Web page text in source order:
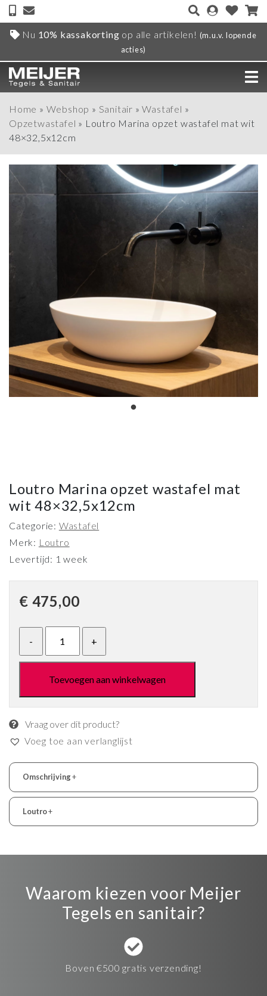
Nu 10% kassakorting op alle artikelen! (m.u.v. lopende
acties)
Home » Webshop » Sanitair »Wastafel »
Opzetwastafel » Loutro Marina opzet wastafel mat wit
48×32,5x12cm
Loutro Marina opzet wastafel mat
wit 48×32,5x12cm
Categorie: Wastafel
Merk: Loutro
Levertijd: 1 week
€ 475,00
Toevoegen aan winkelwagen
Vraag over dit product?
Voeg toe aan verlanglijst
Omschrijving+
Loutro+
Waarom kiezen voor Meijer
Tegels en sanitair?
Boven €500 gratis verzending!